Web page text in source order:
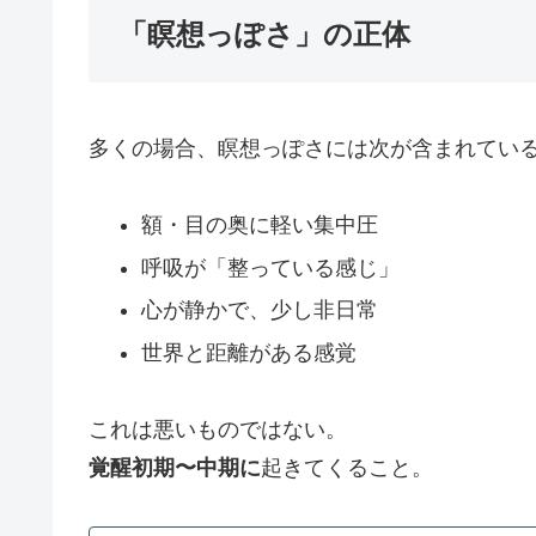
「瞑想っぽさ」の正体
多くの場合、瞑想っぽさには次が含まれてい
額・目の奥に軽い集中圧
呼吸が「整っている感じ」
心が静かで、少し非日常
世界と距離がある感覚
これは悪いものではない。
覚醒初期〜中期に起きてくること。